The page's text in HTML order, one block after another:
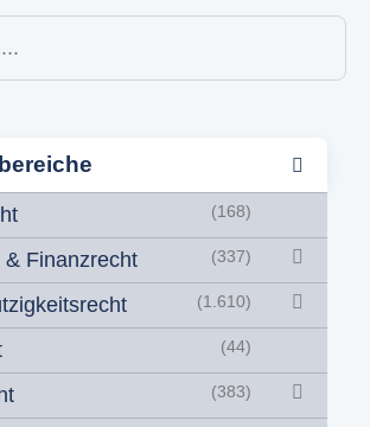
(168)
& Finanzrecht (337)
(1.610)
(44)
(383)